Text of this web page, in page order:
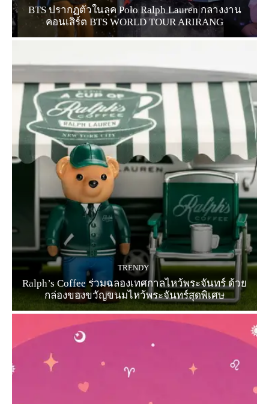
BTS ปรากฏตัวในลุค Polo Ralph Lauren กลางงาน
คอนเสิร์ต BTS WORLD TOUR ARIRANG
TRENDY
Ralph’s Coffee ร่วมฉลองเทศกาลไหว้พระจันทร์ ด้วย
กล่องของขวัญขนมไหว้พระจันทร์สุดพิเศษ